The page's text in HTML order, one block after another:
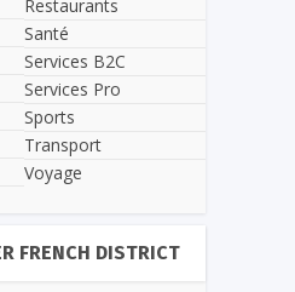
Restaurants
Santé
Services B2C
Services Pro
Sports
Transport
Voyage
FRENCH DISTRICT